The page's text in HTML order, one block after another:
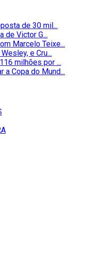
de 30 mil...
de Victor G...
Marcelo Teixe...
e Cru...
milhões por ...
a Copa do Mund...